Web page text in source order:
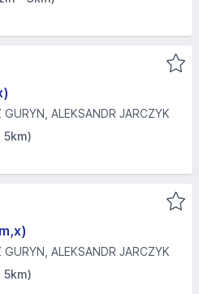
ALEKSANDR JARCZYK
5km)
ALEKSANDR JARCZYK
5km)